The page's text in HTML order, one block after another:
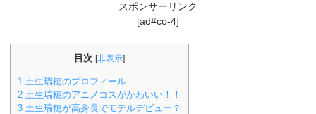
スポンサーリンク
[ad#co-4]
目次 [非表示]
1 土生瑞穂のプロフィール
2 土生瑞穂のアニメコスがかわいい！！
3 土生瑞穂が高身長でモデルデビュー？